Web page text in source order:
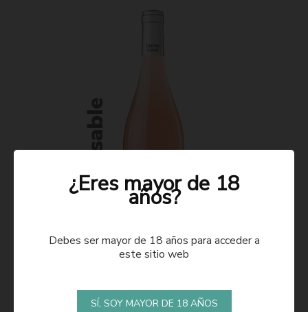
¿Eres mayor de 18
años?
Debes ser mayor de 18 años para acceder a
este sitio web
SÍ, SOY MAYOR DE 18 AÑOS